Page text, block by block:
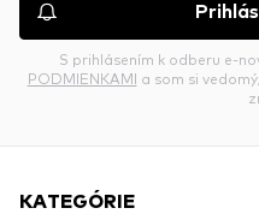
S prihlásením k odberu e-
PODMIENKAMI a som si
KATEGÓRIE